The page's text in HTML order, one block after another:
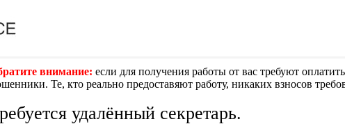
внимание: если для получения работы от вас требуют
Те, кто реально предоставяют работу, никаких взносов
удалённый секретарь.